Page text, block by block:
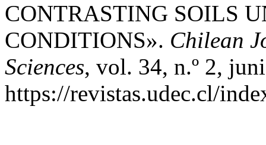
CONTRASTING SOILS
CONDITIONS». Chilean
Sciences, vol. 34, n.º 2,
https://revistas.udec.cl/